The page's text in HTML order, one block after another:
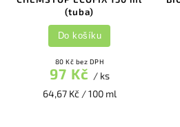
(tuba)
80 Kč bez DPH
97 Kč / ks
64,67 Kč / 100 ml
Do košíku